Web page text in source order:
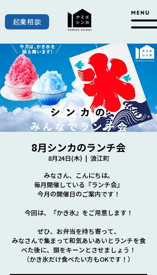
起業相談
8月シンカのランチ会
8月24日(木) 浪江町
みなさん、こんにちは。
毎月開催している『ランチ会』
今月の開催日のご案内です！
今回は、『かき氷』をご用意します！
ぜひ、お弁当を持ち寄って、
みなさんで集まって和気あいあいとランチを食
べた後に、頭をキーンとさせましょう！
（かき氷だけ食べたい方もOKです！）